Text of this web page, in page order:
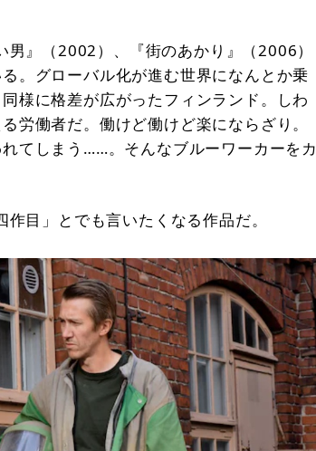
』（2002）、『街のあかり』（2006）
。グローバル化が進む世界になんとか乗
様に格差が広がったフィンランド。しわ
労働者だ。働けど働けど楽にならざり。
てしまう……。そんなブルーワーカーをカ
目」とでも言いたくなる作品だ。